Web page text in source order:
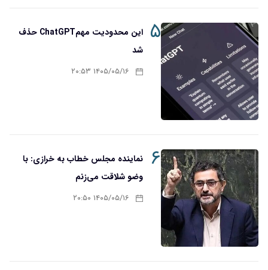
۵
این محدودیت مهمChatGPT حذف
شد
۱۴۰۵/۰۵/۱۶ ۲۰:۵۳
۶
نماینده مجلس خطاب به خرازی: با
وضو شلاقت می‌زنم
۱۴۰۵/۰۵/۱۶ ۲۰:۵۰